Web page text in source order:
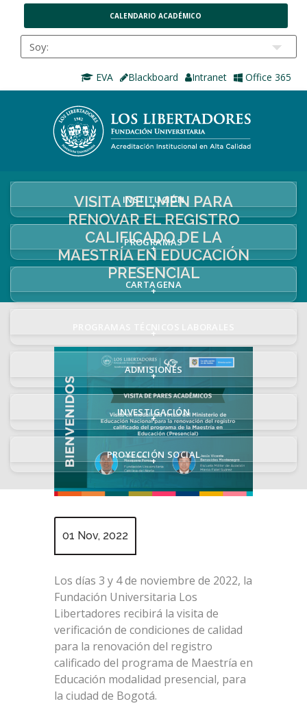
CALENDARIO ACADÉMICO
EVA Blackboard Intranet Office 365
INSTITUCIÓN
+
PROGRAMAS
+
CARTAGENA
+
+
ADMISIONES
+
INVESTIGACIÓN
+
PROYECCIÓN SOCIAL
+
VISITA DEL MEN PARA
RENOVAR EL REGISTRO
CALIFICADO DE LA
MAESTRÍA EN EDUCACIÓN
PRESENCIAL
01 Nov, 2022
Los días 3 y 4 de noviembre de 2022, la
Fundación Universitaria Los
Libertadores recibirá la visita de
verificación de condiciones de calidad
para la renovación del registro
calificado del programa de Maestría en
Educación modalidad presencial, para
la ciudad de Bogotá.